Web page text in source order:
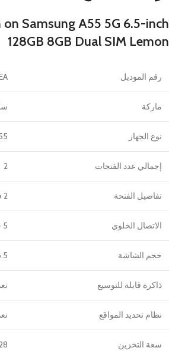
Samsung A55 5G 6.5-inch
128GB 8GB Dual SIM Lemon
رقم الموديل
ماركة
نوع الجهاز
إجمالي عدد الفتحات 2
تفاصيل الفتحة 2 فتحتان لبطاقة SIM
الاتصال الخلوي 5 جي
حجم الشاشة
ذاكرة قابلة للتوسيع
نظام تحديد المواقع
سعة التخزين 128